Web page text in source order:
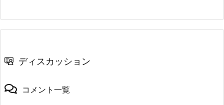
ディスカッション
コメント一覧